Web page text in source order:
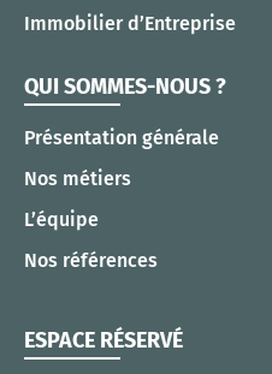
Immobilier d’Entreprise
QUI SOMMES-NOUS ?
Présentation générale
Nos métiers
L’équipe
Nos références
ESPACE RÉSERVÉ